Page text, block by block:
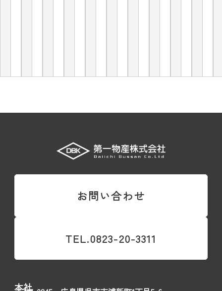
お問い合わせ
TEL.0823-20-3311
本社